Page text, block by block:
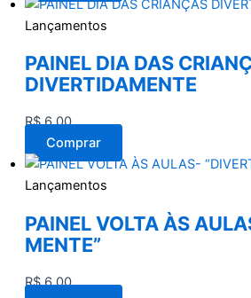
Lançamentos
PAINEL DIA DAS
DIVERTIDAMENTE
R$6,00
Comprar
Lançamentos
PAINEL VOLTA ÀS
MENTE”
R$6,00